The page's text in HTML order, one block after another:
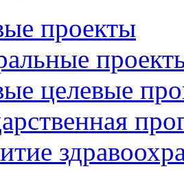
проекты
целевые